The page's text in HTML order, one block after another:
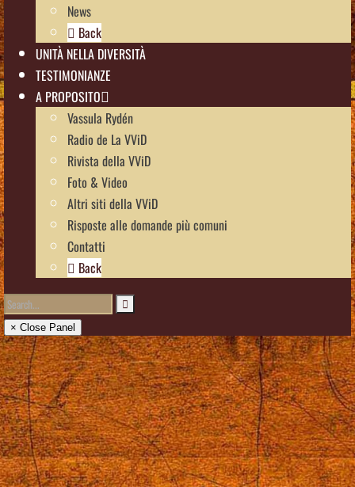
News
Back
UNITÀ NELLA DIVERSITÀ
TESTIMONIANZE
A PROPOSITO
Vassula Rydén
Radio de La VViD
Rivista della VViD
Foto & Video
Altri siti della VViD
Risposte alle domande più comuni
Contatti
Back
× Close Panel